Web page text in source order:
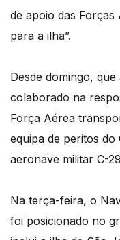
de apoio das Forças
para a ilha”.
Desde domingo,
colaborado na
Força Aérea
equipa de peritos
aeronave militar C-
Na terça-feira, o
foi posicionado no